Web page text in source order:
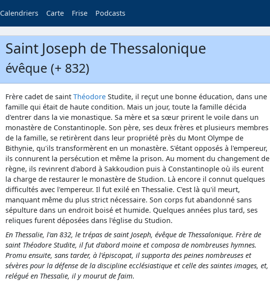
Calendriers Carte Frise Podcasts
Saint Joseph de Thessalonique
évêque (+ 832)
Frère cadet de saint Théodore Studite, il reçut une bonne éducation, dans une
famille qui était de haute condition. Mais un jour, toute la famille décida
d'entrer dans la vie monastique. Sa mère et sa sœur prirent le voile dans un
monastère de Constantinople. Son père, ses deux frères et plusieurs membres
de la famille, se retirèrent dans leur propriété près du Mont Olympe de
Bithynie, qu'ils transformèrent en un monastère. S'étant opposés à l'empereur,
ils connurent la persécution et même la prison. Au moment du changement de
règne, ils revinrent d'abord à Sakkoudion puis à Constantinople où ils eurent
la charge de restaurer le monastère de Studion. Là encore il connut quelques
difficultés avec l'empereur. Il fut exilé en Thessalie. C'est là qu'il meurt,
manquant même du plus strict nécessaire. Son corps fut abandonné sans
sépulture dans un endroit boisé et humide. Quelques années plus tard, ses
reliques furent déposées dans l'église du Studion.
En Thessalie, l'an 832, le trépas de saint Joseph, évêque de Thessalonique. Frère de
saint Théodore Studite, il fut d'abord moine et composa de nombreuses hymnes.
Promu ensuite, sans tarder, à l'épiscopat, il supporta des peines nombreuses et
sévères pour la défense de la discipline ecclésiastique et celle des saintes images, et,
relégué en Thessalie, il y mourut de faim.